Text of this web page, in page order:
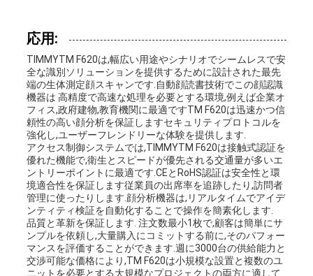
応用:
TIMMYTM F620は,幅広い用途やシナリオでシームレスで安
全な識別ソリューションを提供するために設計された最先
端の生体測定顔スキャンです.自動顔読書技術でこの顔認識
機器は 高精度で高速な処理を必要とする環境,例えば企業オ
フィス,政府建物,教育機関に最適ですTM F620は迅速かつ信
頼性の高い顔分析を保証しますセキュリティプロトコルを
強化し,ユーザーフレンドリーな体験を提供します.
アクセス制御システムでは,TIMMYTM F620は接触式認証を
優れた機能で,衛生とスピードが優先される交通量が多いエ
ントリーポイントに最適です.CEとRoHS認証は安全性と環
境適合性を保証します従業員の出席率を追跡したり,訪問者
管理に使ったりします.顔分析機器は,リアルタイムでアイデ
ンティティ検証を自動化することで操作を簡素化します.
品質と革新を保証します. 注文数最小1枚で,顧客は簡単にサ
ンプルを依頼し,大量購入にコミットする前に,そのパフォー
マンスを評価することができます.週に3000台の供給能力と
交渉可能な価格により,TM F620は小規模な設置と複数のユ
ニットを必要とする大規模なプロジェクトの両方に適して